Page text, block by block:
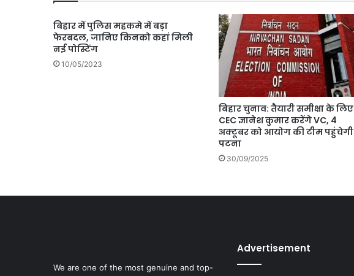
बिहार में पुलिस महकमे में बड़ा
फेरबदल, जानिए किनको कहां मिली
नई पोस्टिंग
10/05/2023
बिहार चुनाव: तैयारी समीक्षा के लिए
CEC ज्ञानेश कुमार करेंगे VC, 4
अक्टूबर को आयोग की टीम पहुंचेगी
पटना
30/09/2025
We are one of the most genuine and top-
Advertisement